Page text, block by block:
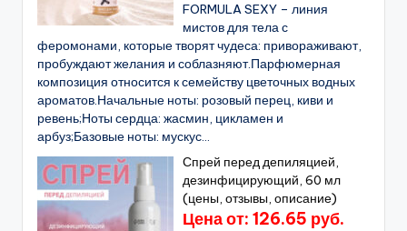
FORMULA SEXY – линия
мистов для тела с
феромонами, которые творят чудеса: привораживают,
пробуждают желания и соблазняют.Парфюмерная
композиция относится к семейству цветочных водных
ароматов.Начальные ноты: розовый перец, киви и
ревень;Ноты сердца: жасмин, цикламен и
арбуз;Базовые ноты: мускус...
Спрей перед депиляцией,
дезинфицирующий, 60 мл
(цены, отзывы, описание)
Цена от: 126.65 руб.